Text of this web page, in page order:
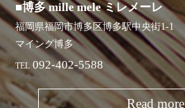
■博多 mille mele ミレメーレ
福岡県福岡市博多区博多駅中央街1-1
マイング博多
TEL 092-402-5588
Read more